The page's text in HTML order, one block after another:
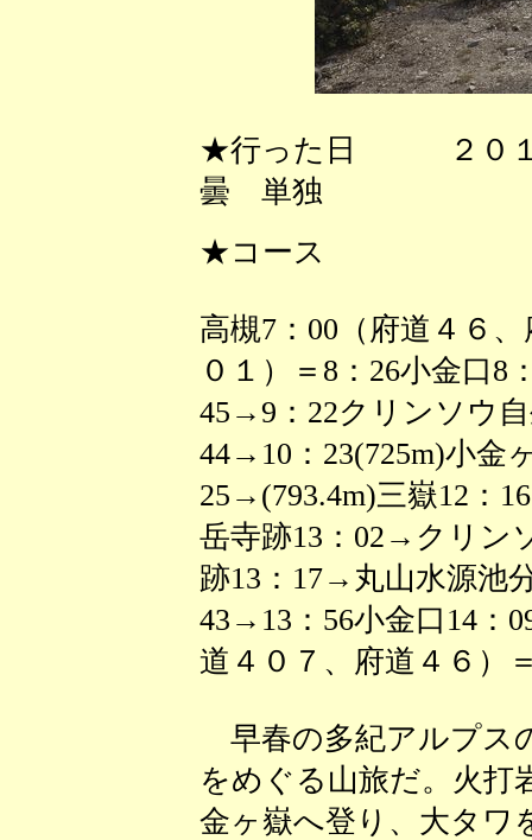
★行った日 ２０１
曇 単独
★コース
高槻7：00（府道４６
０１）＝8：26小金口
45→9：22クリンソウ
44→10：23(725m)小金
25→(793.4m)三嶽12：
岳寺跡13：02→クリン
跡13：17→丸山水源池
43→13：56小金口14：
道４０７、府道４６）
早春の多紀アルプス
をめぐる山旅だ。火打
金ヶ嶽へ登り、大タワ